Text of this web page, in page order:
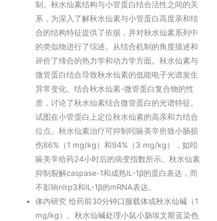
制。秋水仙素结构与小管蛋白结合活性之间的关
系，为深入了解秋水仙素与小管蛋白高度亲和结
合的结构特征提供了依据，并对秋水仙素系列中
的类似物进行了综述。从结合机制的角度描述和
评价了缔合的热力学和动力学方面。秋水仙素与
微管蛋白结合导致秋水仙素的低能电子光谱发生
异常变化。结合秋水仙素-微管蛋白复合物的性
质，讨论了秋水仙素结合微管蛋白的光谱特征。
试图在小管蛋白上定位秋水仙素的高亲和力结合
位点。秋水仙素治疗可抑制吲哚美辛所致小肠损
伤86%（1 mg/kg）和94%（3 mg/kg），如吲
哚美辛给药24小时后的病变指数所示。秋水仙素
抑制裂解caspase-1和成熟IL-1β的蛋白表达，而
不影响nlrp3和IL-1β的mRNA表达。
体内研究 给药前30分钟口服载体或秋水仙碱（1
mg/kg）。秋水仙碱处理小鼠小肠埃文斯蓝染色